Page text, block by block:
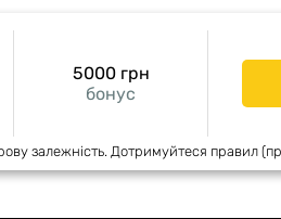
бонус
5000 грн
залежність. Дотримуйтеся правил